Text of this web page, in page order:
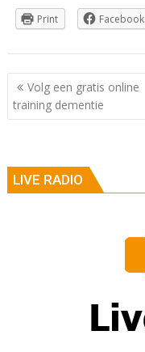
Print Facebook
Berichtnavigatie
Volg een gratis online
training dementie
LIVE RADIO